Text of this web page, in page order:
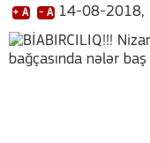
+ A - A 14-08-2018,